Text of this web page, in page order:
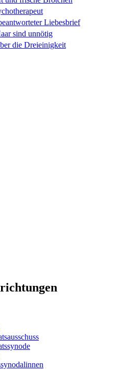
Liebesbrief
sind unnötig
die Dreieinigkeit